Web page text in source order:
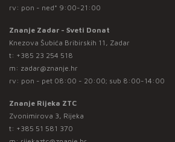
rv: pon - ned* 9:00-21:00
Znanje Zadar - Sveti Donat
Knezova Šubića Bribirskih 11, Zadar
t: +385 23 254 518
m: zadar@znanje.hr
rv: pon - pet 08:00 - 20:00; sub 8:00-14:00
Znanje Rijeka ZTC
Zvonimirova 3, Rijeka
t: +385 51 581 370